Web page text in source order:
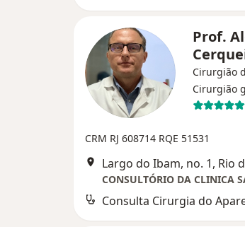
Prof.
Cirurgião
Cirurgião
CRM RJ 608714 RQE 51531
Largo do Ibam, no. 1, Rio
CONSULTÓRIO DA CLINICA
Consulta Cirurgia do